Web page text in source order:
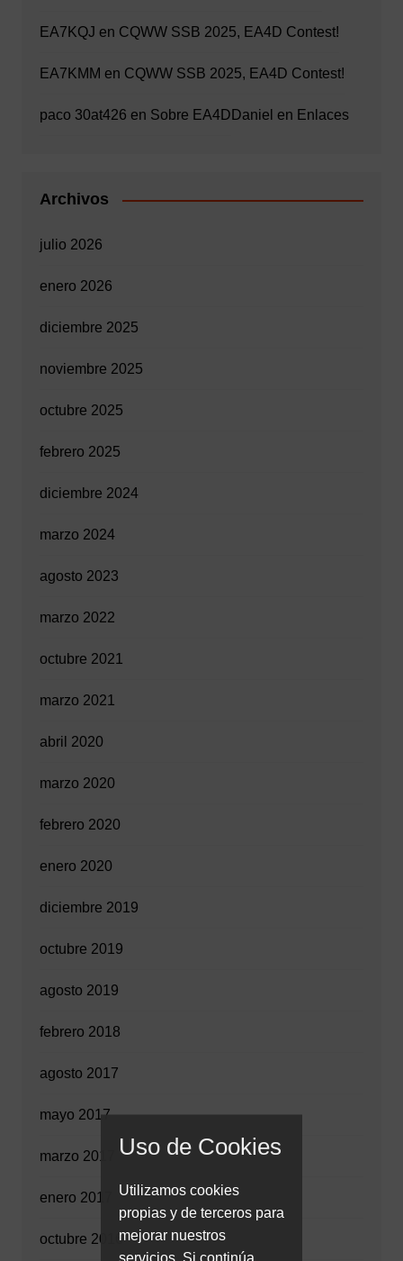
EA7KQJ en CQWW SSB 2025, EA4D Contest!
EA7KMM en CQWW SSB 2025, EA4D Contest!
paco 30at426 en Sobre EA4D Daniel en Enlaces
Archivos
julio 2026
enero 2026
diciembre 2025
noviembre 2025
octubre 2025
febrero 2025
diciembre 2024
marzo 2024
agosto 2023
marzo 2022
octubre 2021
marzo 2021
abril 2020
marzo 2020
febrero 2020
enero 2020
diciembre 2019
octubre 2019
agosto 2019
febrero 2018
agosto 2017
mayo 2017
marzo 2017
enero 2017
octubre 2016
Uso de Cookies
Utilizamos cookies
propias y de terceros para
mejorar nuestros
servicios. Si continúa